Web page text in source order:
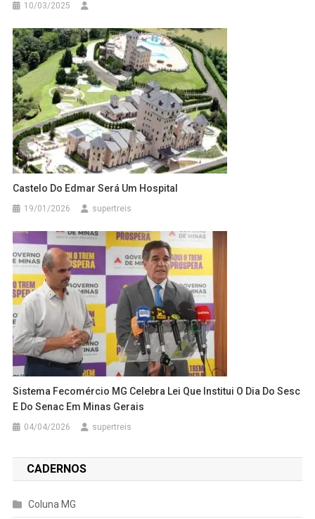
10/03/2025
Castelo Do Edmar Será Um Hospital
19/01/2026 supertreis
Sistema Fecomércio MG Celebra Lei Que Institui O Dia Do Sesc
E Do Senac Em Minas Gerais
04/04/2026 supertreis
CADERNOS
Coluna MG